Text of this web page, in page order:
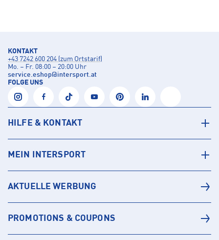
KONTAKT
+43 7242 600 204 (zum Ortstarif)
Mo. – Fr. 08:00 – 20:00 Uhr
service.eshop@intersport.at
FOLGE UNS
HILFE & KONTAKT
MEIN INTERSPORT
AKTUELLE WERBUNG
PROMOTIONS & COUPONS